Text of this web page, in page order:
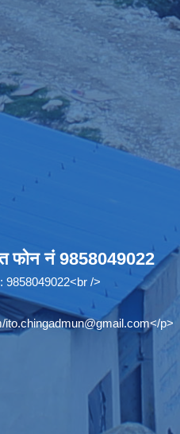
फोन नं 9858049022
9858049022<br />
/ito.chingadmun@gmail.com</p>